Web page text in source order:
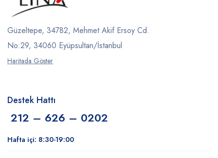
Güzeltepe, 34782, Mehmet Akif Ersoy Cd.
No:29, 34060 Eyüpsultan/İstanbul
Haritada Göster
Destek Hattı
212 – 626 – 0202
Hafta içi: 8:30-19:00